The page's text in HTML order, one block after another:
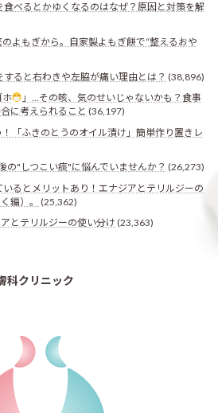
食べるとかゆくなるのはなぜ？原因と対策を解
のよもぎから。自家製よもぎ餅で“整えるおや
すると右わきや左脇が痛い理由とは？ (38,896)
ホ
」…その咳、気のせいじゃないかも？食事
に考えられること (36,197)
「ふきのとうのオイル漬け」簡単作り置きレ
の"しつこい痰"に悩んでいませんか？ (26,273)
るとメリットあり！エナジアとテリルジーの
編）。
(25,362)
とテリルジーの使い分け (23,363)
科クリニック